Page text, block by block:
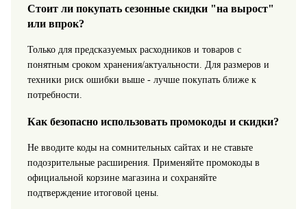
Стоит ли покупать сезонные скидки "на вырост"
или впрок?
Только для предсказуемых расходников и товаров с
понятным сроком хранения/актуальности. Для размеров и
техники риск ошибки выше - лучше покупать ближе к
потребности.
Как безопасно использовать промокоды и скидки?
Не вводите коды на сомнительных сайтах и не ставьте
подозрительные расширения. Применяйте промокоды в
официальной корзине магазина и сохраняйте
подтверждение итоговой цены.